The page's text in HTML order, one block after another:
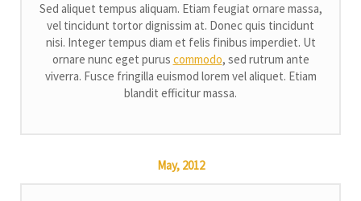
Sed aliquet tempus aliquam. Etiam feugiat ornare massa,
vel tincidunt tortor dignissim at. Donec quis tincidunt
nisi. Integer tempus diam et felis finibus imperdiet. Ut
ornare nunc eget purus commodo, sed rutrum ante
viverra. Fusce fringilla euismod lorem vel aliquet. Etiam
blandit efficitur massa.
May, 2012